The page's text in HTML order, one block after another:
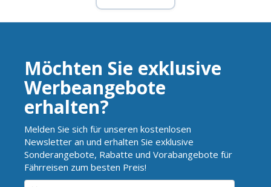
Möchten Sie exklusive
Werbeangebote
erhalten?
Melden Sie sich für unseren kostenlosen
Newsletter an und erhalten Sie exklusive
Sonderangebote, Rabatte und Vorabangebote für
Fährreisen zum besten Preis!